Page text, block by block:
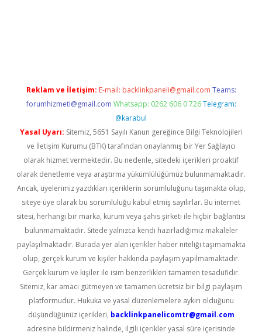
Reklam ve İletişim: E-mail: backlinkpaneli@gmail.com Teams:
forumhizmeti@gmail.com Whatsapp: 0262 606 0 726 Telegram:
@karabul
Yasal Uyarı: Sitemiz, 5651 Sayılı Kanun gereğince Bilgi Teknolojileri
ve İletişim Kurumu (BTK) tarafından onaylanmış bir Yer Sağlayıcı
olarak hizmet vermektedir. Bu nedenle, sitedeki içerikleri proaktif
olarak denetleme veya araştırma yükümlülüğümüz bulunmamaktadır.
Ancak, üyelerimiz yazdıkları içeriklerin sorumluluğunu taşımakta olup,
siteye üye olarak bu sorumluluğu kabul etmiş sayılırlar. Bu internet
sitesi, herhangi bir marka, kurum veya şahıs şirketi ile hiçbir bağlantısı
bulunmamaktadır. Sitede yalnızca kendi hazırladığımız makaleler
paylaşılmaktadır. Burada yer alan içerikler haber niteliği taşımamakta
olup, gerçek kurum ve kişiler hakkında paylaşım yapılmamaktadır.
Gerçek kurum ve kişiler ile isim benzerlikleri tamamen tesadüfidir.
Sitemiz, kar amacı gütmeyen ve tamamen ücretsiz bir bilgi paylaşım
platformudur. Hukuka ve yasal düzenlemelere aykırı olduğunu
düşündüğünüz içerikleri, backlinkpanelicomtr@gmail.com
adresine bildirmeniz halinde, ilgili içerikler yasal süre içerisinde